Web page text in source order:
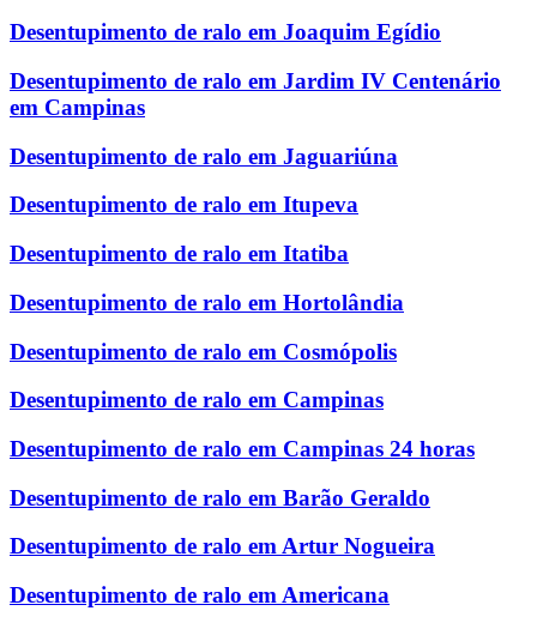
Desentupimento de ralo em Joaquim Egídio
Desentupimento de ralo em Jardim IV Centenário
em Campinas
Desentupimento de ralo em Jaguariúna
Desentupimento de ralo em Itupeva
Desentupimento de ralo em Itatiba
Desentupimento de ralo em Hortolândia
Desentupimento de ralo em Cosmópolis
Desentupimento de ralo em Campinas
Desentupimento de ralo em Campinas 24 horas
Desentupimento de ralo em Barão Geraldo
Desentupimento de ralo em Artur Nogueira
Desentupimento de ralo em Americana